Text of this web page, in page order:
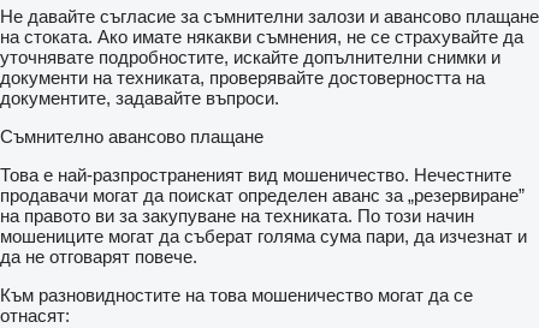
Не давайте съгласие за съмнителни залози и авансово плащане
на стоката. Ако имате някакви съмнения, не се страхувайте да
уточнявате подробностите, искайте допълнителни снимки и
документи на техниката, проверявайте достоверността на
документите, задавайте въпроси.
Съмнително авансово плащане
Това е най-разпространеният вид мошеничество. Нечестните
продавачи могат да поискат определен аванс за „резервиране”
на правото ви за закупуване на техниката. По този начин
мошениците могат да съберат голяма сума пари, да изчезнат и
да не отговарят повече.
Към разновидностите на това мошеничество могат да се
отнасят: